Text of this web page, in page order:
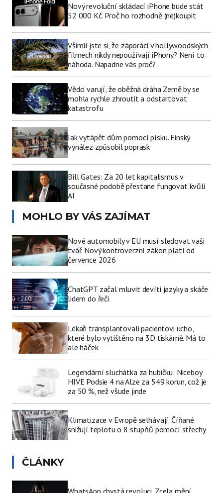
Nový revoluční skládací iPhone bude stát
52 000 Kč. Proč ho rozhodně (ne)koupit
Všimli jste si, že záporáci v hollywoodských
filmech nikdy nepoužívají iPhony? Není to
náhoda. Napadne vás proč?
Vědci varují, že oběžná dráha Země by se
mohla rychle zhroutit a odstartovat
katastrofu
Jak vytápět dům pomocí písku. Finský
vynález způsobil poprask
Bill Gates: Za 20 let kapitalismus v
současné podobě přestane fungovat kvůli
AI
MOHLO BY VÁS ZAJÍMAT
Nové automobily v EU musí sledovat vaši
tvář. Nový kontroverzní zákon platí od
července 2026
ChatGPT začal mluvit devíti jazyky a skáče
lidem do řeči
Lékaři transplantovali pacientovi ucho,
které bylo vytištěno na 3D tiskárně. Má to
ale háček
Legendární sluchátka za hubičku: Niceboy
HIVE Podsie 4 na Alze za 549 korun, což je
za 50 %, než všude jinde
Klimatizace v Evropě selhávají. Číňané
snižují teplotu o 8 stupňů pomocí střechy
ČLÁNKY